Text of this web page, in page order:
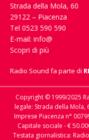
Strada della Mola, 60
29122 – Piacenza
Tel 0523 590 590
E-mail: info@
Scopri di più
Radio Sound fa parte di
Copyright © 1999/2025
legale: Strada della Mola,
Imprese Piacenza n°
Capitale sociale - €
Testata giornalistica: